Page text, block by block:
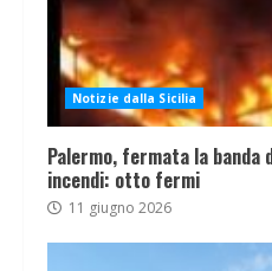
Notizie dalla Sicilia
Palermo, fermata la banda
incendi: otto fermi
11 giugno 2026